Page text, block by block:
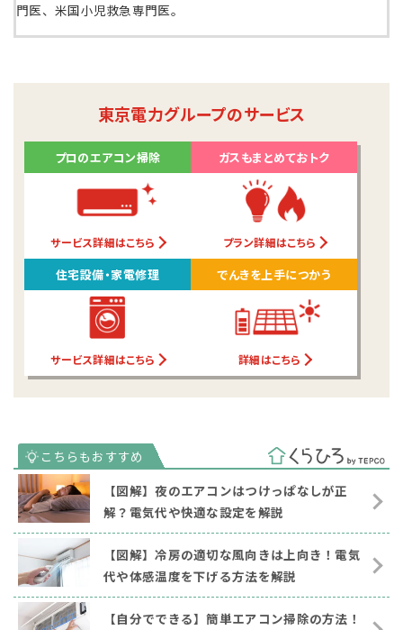
門医、米国小児救急専門医。
東京電力グループのサービス
プロのエアコン掃除
サービス詳細はこちら
ガスもまとめておトク
プラン詳細はこちら
住宅設備・家電修理
サービス詳細はこちら
でんきを上手につかう
詳細はこちら
【図解】夜のエアコンはつけっぱなしが正
解？電気代や快適な設定を解説
【図解】冷房の適切な風向きは上向き！電気
代や体感温度を下げる方法を解説
【自分でできる】簡単エアコン掃除の方法！